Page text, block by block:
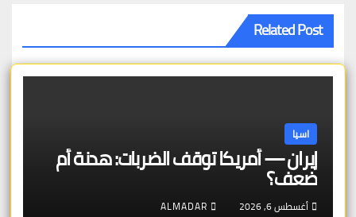
Related Post
اسيا
إيران — أمريكا توقف الضربات: هدنة أم
ضعف؟
أغسطس 6, 2026 ALMADAR